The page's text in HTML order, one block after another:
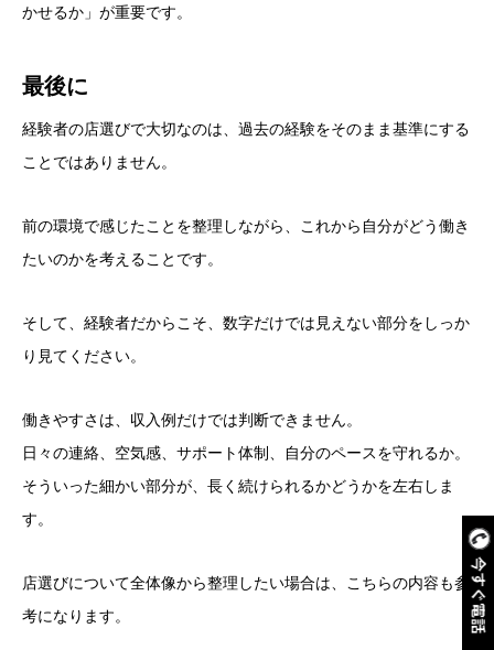
今すぐ電話
かせるか」が重要です。
最後に
経験者の店選びで大切なのは、過去の経験をそのまま基準にする
ことではありません。
前の環境で感じたことを整理しながら、これから自分がどう働き
たいのかを考えることです。
そして、経験者だからこそ、数字だけでは見えない部分をしっか
り見てください。
働きやすさは、収入例だけでは判断できません。
日々の連絡、空気感、サポート体制、自分のペースを守れるか。
そういった細かい部分が、長く続けられるかどうかを左右しま
す。
店選びについて全体像から整理したい場合は、こちらの内容も参
考になります。